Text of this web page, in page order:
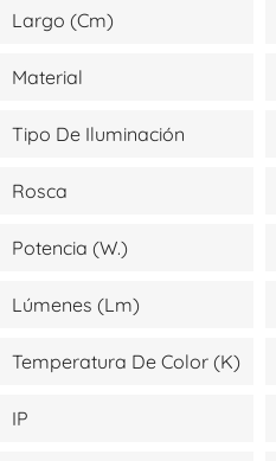
Largo (cm)
Material
Tipo De Iluminación
Rosca
Potencia (W.)
Lúmenes (lm)
Temperatura De Color (K)
IP